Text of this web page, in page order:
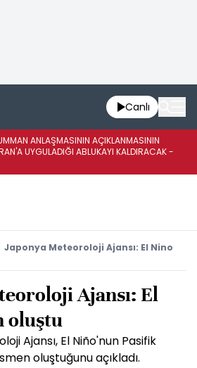
Canlı
ANLAŞMASININ AÇIKLANMASININ
UYGULADIĞI ABLUKAYI KALDIRACAK -
Japonya Meteoroloji Ajansı: El Nino
Ajansı: El
oluştu
Ajansı, El Niño'nun Pasifik
oluştuğunu açıkladı.